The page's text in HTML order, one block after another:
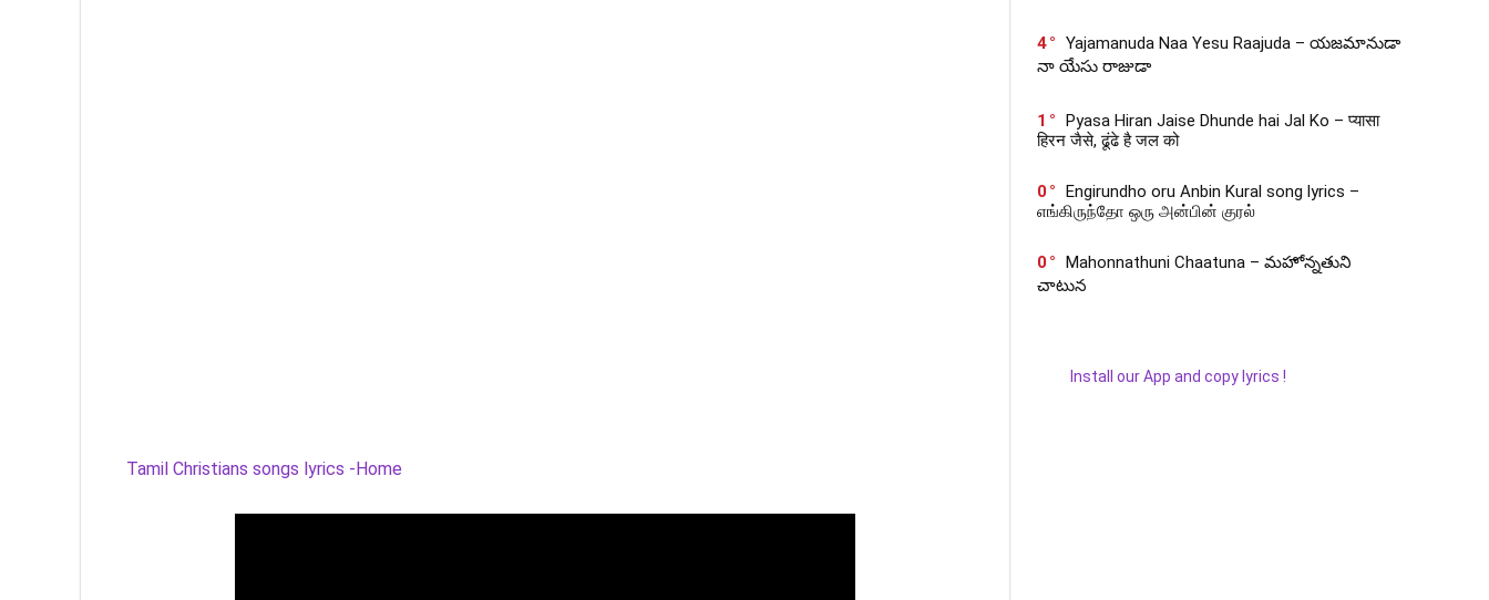
Tamil Christians songs lyrics -Home
4
Yajamanuda Naa Yesu Raajuda – యజమానుడా
నా యేసు రాజుడా
1
Pyasa Hiran Jaise Dhunde hai Jal Ko – प्यासा
हिरन जैसे, ढूंढे है जल को
0
Engirundho oru Anbin Kural song lyrics –
எங்கிருந்தோ ஒரு அன்பின் குரல்
0
Mahonnathuni Chaatuna – మహోన్నతుని
చాటున
Install our App and copy lyrics !